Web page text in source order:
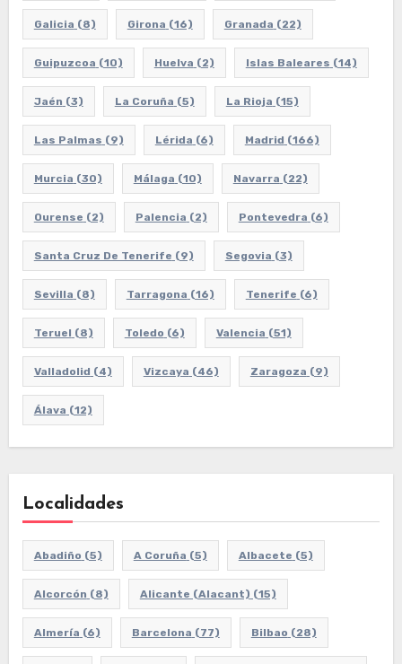
Galicia (8) Girona (16) Granada (22)
Guipuzcoa (10) Huelva (2) Islas Baleares (14)
Jaén (3) La Coruña (5) La Rioja (15)
Las Palmas (9) Lérida (6) Madrid (166)
Murcia (30) Málaga (10) Navarra (22)
Ourense (2) Palencia (2) Pontevedra (6)
Santa Cruz De Tenerife (9) Segovia (3)
Sevilla (8) Tarragona (16) Tenerife (6)
Teruel (8) Toledo (6) Valencia (51)
Valladolid (4) Vizcaya (46) Zaragoza (9)
Álava (12)
Localidades
Abadiño (5) A Coruña (5) Albacete (5)
Alcorcón (8) Alicante (Alacant) (15)
Almería (6) Barcelona (77) Bilbao (28)